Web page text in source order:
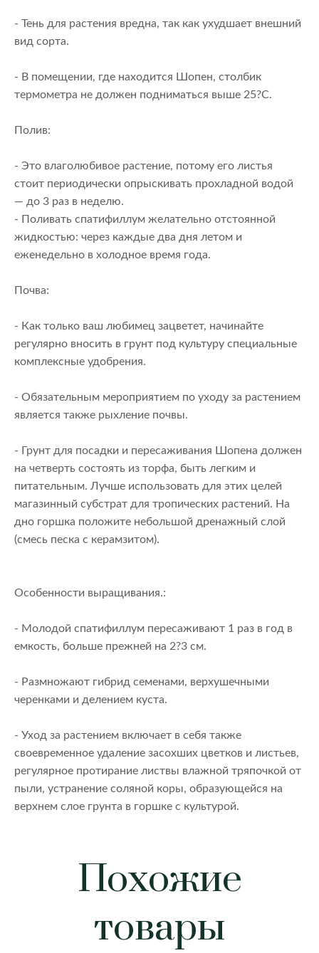
- Тень для растения вредна, так как ухудшает внешний
вид сорта.
- В помещении, где находится Шопен, столбик
термометра не должен подниматься выше 25?C.
Полив:
- Это влаголюбивое растение, потому его листья
стоит периодически опрыскивать прохладной водой
— до 3 раз в неделю.
- Поливать спатифиллум желательно отстоянной
жидкостью: через каждые два дня летом и
еженедельно в холодное время года.
Почва:
- Как только ваш любимец зацветет, начинайте
регулярно вносить в грунт под культуру специальные
комплексные удобрения.
- Обязательным мероприятием по уходу за растением
является также рыхление почвы.
- Грунт для посадки и пересаживания Шопена должен
на четверть состоять из торфа, быть легким и
питательным. Лучше использовать для этих целей
магазинный субстрат для тропических растений. На
дно горшка положите небольшой дренажный слой
(смесь песка с керамзитом).
Особенности выращивания.:
- Молодой спатифиллум пересаживают 1 раз в год в
емкость, больше прежней на 2?3 см.
- Размножают гибрид семенами, верхушечными
черенками и делением куста.
- Уход за растением включает в себя также
своевременное удаление засохших цветков и листьев,
регулярное протирание листвы влажной тряпочкой от
пыли, устранение соляной коры, образующейся на
верхнем слое грунта в горшке с культурой.
Похожие
товары